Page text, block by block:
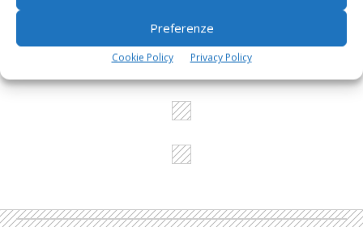
Preferenze
Cookie Policy Privacy Policy
Cerca adesso